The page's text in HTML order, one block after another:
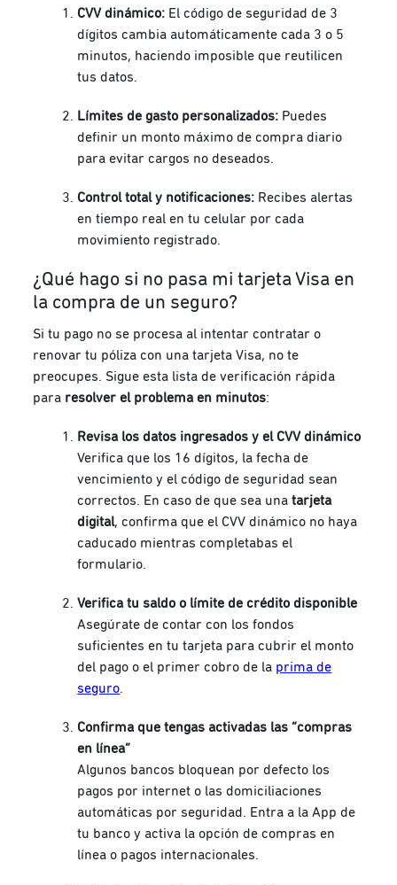
CVV dinámico: El código de seguridad de 3
dígitos cambia automáticamente cada 3 o 5
minutos, haciendo imposible que reutilicen
tus datos.
Límites de gasto personalizados: Puedes
definir un monto máximo de compra diario
para evitar cargos no deseados.
Control total y notificaciones: Recibes alertas
en tiempo real en tu celular por cada
movimiento registrado.
¿Qué hago si no pasa mi tarjeta Visa en
la compra de un seguro?
Si tu pago no se procesa al intentar contratar o
renovar tu póliza con una tarjeta Visa, no te
preocupes. Sigue esta lista de verificación rápida
para resolver el problema en minutos:
Revisa los datos ingresados y el CVV dinámico
Verifica que los 16 dígitos, la fecha de
vencimiento y el código de seguridad sean
correctos. En caso de que sea unatarjeta
digital, confirma que el CVV dinámico no haya
caducado mientras completabas el
formulario.
Verifica tu saldo o límite de crédito disponible
Asegúrate de contar con los fondos
suficientes en tu tarjeta para cubrir el monto
del pago o el primer cobro de la prima de
seguro.
Confirma que tengas activadas las “compras
en línea”
Algunos bancos bloquean por defecto los
pagos por internet o las domiciliaciones
automáticas por seguridad. Entra a la App de
tu banco y activa la opción de compras en
línea o pagos internacionales.